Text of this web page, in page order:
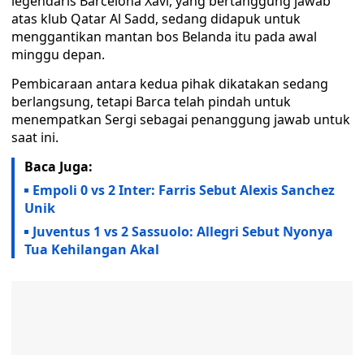
atas klub Qatar Al Sadd, sedang didapuk untuk
menggantikan mantan bos Belanda itu pada awal
minggu depan.
Pembicaraan antara kedua pihak dikatakan sedang
berlangsung, tetapi Barca telah pindah untuk
menempatkan Sergi sebagai penanggung jawab untuk
saat ini.
Baca Juga:
Empoli 0 vs 2 Inter: Farris Sebut Alexis Sanchez
Unik
Juventus 1 vs 2 Sassuolo: Allegri Sebut Nyonya
Tua Kehilangan Akal